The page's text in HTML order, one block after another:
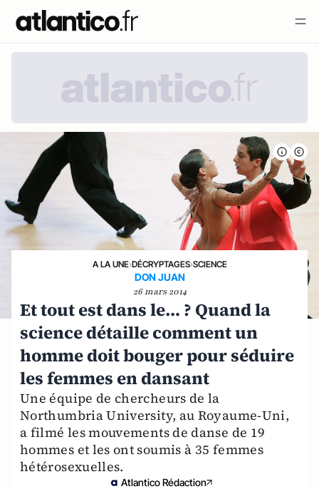
A LA UNE›DÉCRYPTAGES›SCIENCE
DON JUAN
26 mars 2014
Et tout est dans le… ? Quand la
science détaille comment un
homme doit bouger pour séduire
les femmes en dansant
Une équipe de chercheurs de la
Northumbria University, au Royaume-Uni,
a filmé les mouvements de danse de 19
hommes et les ont soumis à 35 femmes
hétérosexuelles.
Atlantico Rédaction